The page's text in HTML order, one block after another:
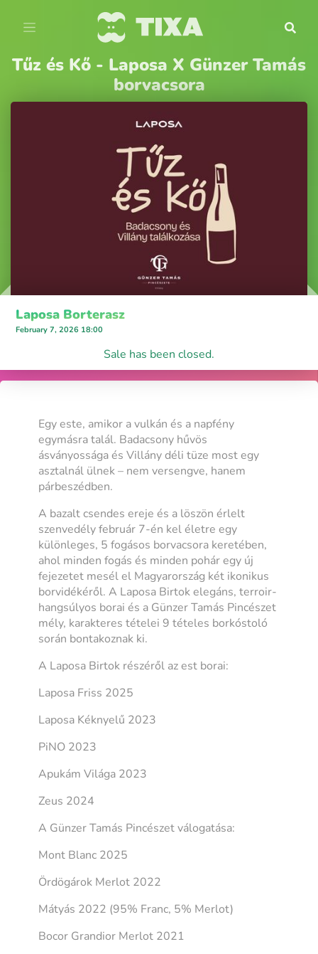
Tűz és Kő - Laposa X Günzer Tamás
borvacsora
Laposa Borterasz
February 7, 2026 18:00
Sale has been closed.
Egy este, amikor a vulkán és a napfény
egymásra talál. Badacsony hűvös
ásványossága és Villány déli tüze most egy
asztalnál ülnek – nem versengve, hanem
párbeszédben.
A bazalt csendes ereje és a löszön érlelt
szenvedély február 7-én kel életre egy
különleges, 5 fogásos borvacsora keretében,
ahol minden fogás és minden pohár egy új
fejezetet mesél el Magyarország két ikonikus
borvidékéről. A Laposa Birtok elegáns, terroir-
hangsúlyos borai és a Günzer Tamás Pincészet
mély, karakteres tételei 9 tételes borkóstoló
során bontakoznak ki.
A Laposa Birtok részéről az est borai:
Laposa Friss 2025
Laposa Kéknyelű 2023
PiNO 2023
Apukám Világa 2023
Zeus 2024
A Günzer Tamás Pincészet válogatása:
Mont Blanc 2025
Ördögárok Merlot 2022
Mátyás 2022 (95% Franc, 5% Merlot)
Bocor Grandior Merlot 2021